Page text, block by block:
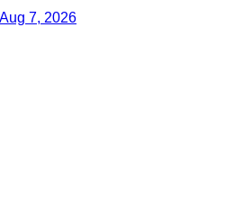
7, 2026